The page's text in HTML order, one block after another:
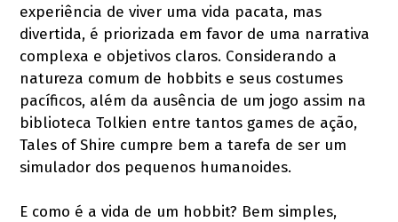
experiência de viver uma vida pacata, mas
divertida, é priorizada em favor de uma narrativa
complexa e objetivos claros. Considerando a
natureza comum de hobbits e seus costumes
pacíficos, além da ausência de um jogo assim na
biblioteca Tolkien entre tantos games de ação,
Tales of Shire cumpre bem a tarefa de ser um
simulador dos pequenos humanoides.
E como é a vida de um hobbit? Bem simples,